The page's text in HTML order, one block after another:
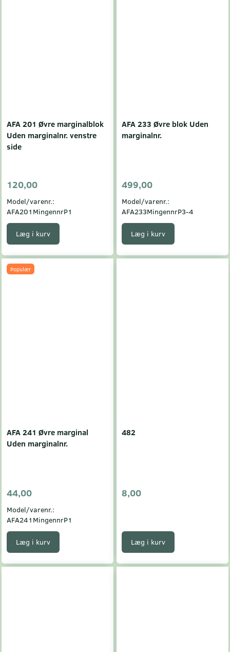
AFA 201 Øvre marginalblok
Uden marginalnr. venstre
side
120,00
Model/varenr.:
AFA201MingennrP1
Læg i kurv
AFA 233 Øvre blok Uden
marginalnr.
499,00
Model/varenr.:
AFA233MingennrP3-4
Læg i kurv
Populær
AFA 241 Øvre marginal
Uden marginalnr.
44,00
Model/varenr.:
AFA241MingennrP1
Læg i kurv
482
8,00
Læg i kurv